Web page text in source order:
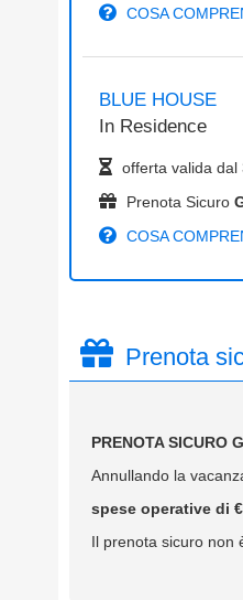
COSA
BLUE HOUSE
In Residence
offerta valida dal
Prenota Sicuro
COSA
Prenota
PRENOTA SICURO
Annullando la
spese operative di
Il prenota sicuro non